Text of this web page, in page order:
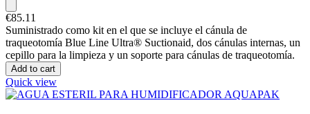
€85.11
Suministrado como kit en el que se incluye el cánula de
traqueotomía Blue Line Ultra® Suctionaid, dos cánulas internas, un
cepillo para la limpieza y un soporte para cánulas de traqueotomía.
Add to cart
Quick view